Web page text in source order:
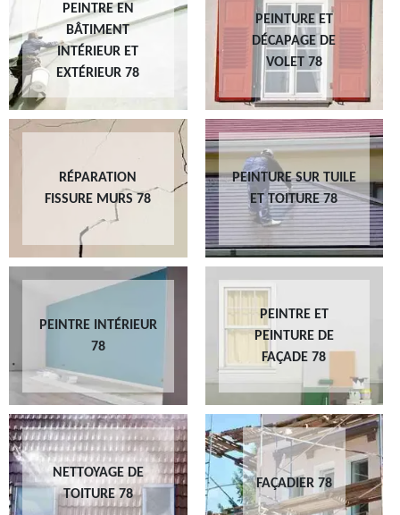
PEINTRE EN
BÂTIMENT
INTÉRIEUR ET
EXTÉRIEUR 78
PEINTURE ET
DÉCAPAGE DE
VOLET 78
RÉPARATION
FISSURE MURS 78
PEINTURE SUR TUILE
ET TOITURE 78
PEINTRE INTÉRIEUR
78
PEINTRE ET
PEINTURE DE
FAÇADE 78
NETTOYAGE DE
TOITURE 78
FAÇADIER 78